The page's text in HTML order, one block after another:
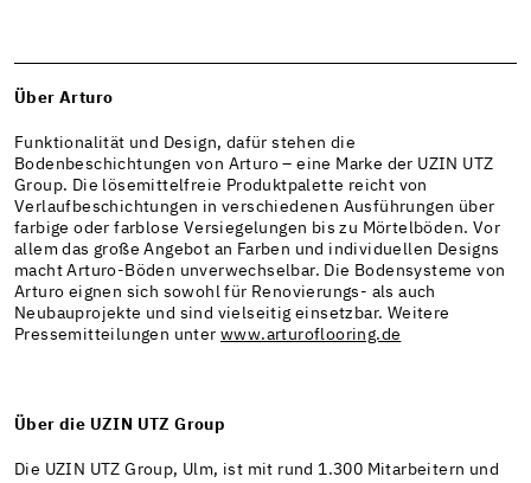
Über Arturo
Funktionalität und Design, dafür stehen die
Bodenbeschichtungen von Arturo – eine Marke der UZIN UTZ
Group. Die lösemittelfreie Produktpalette reicht von
Verlaufbeschichtungen in verschiedenen Ausführungen über
farbige oder farblose Versiegelungen bis zu Mörtelböden. Vor
allem das große Angebot an Farben und individuellen Designs
macht Arturo-Böden unverwechselbar. Die Bodensysteme von
Arturo eignen sich sowohl für Renovierungs- als auch
Neubauprojekte und sind vielseitig einsetzbar. Weitere
Pressemitteilungen unter www.arturoflooring.de
Über die UZIN UTZ Group
Die UZIN UTZ Group, Ulm, ist mit rund 1.300 Mitarbeitern und